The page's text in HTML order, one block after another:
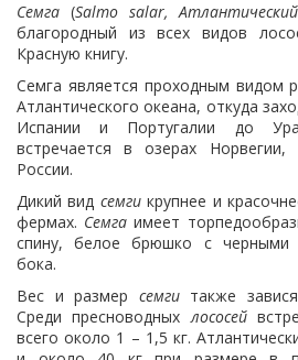
Семга (Salmo salar,
благородный из всех видов
Красную книгу.
Семга является проходным видом
Атлантического океана, откуда
Испании и Португалии до
встречается в озерах
России.
Дикий вид семгикрупнее и
фермах. Семга имеет
спину, белое брюшко с черными
бока.
Вес и размер семгитакже
Среди пресноводныхлососей
всего около 1 – 1,5 кг.